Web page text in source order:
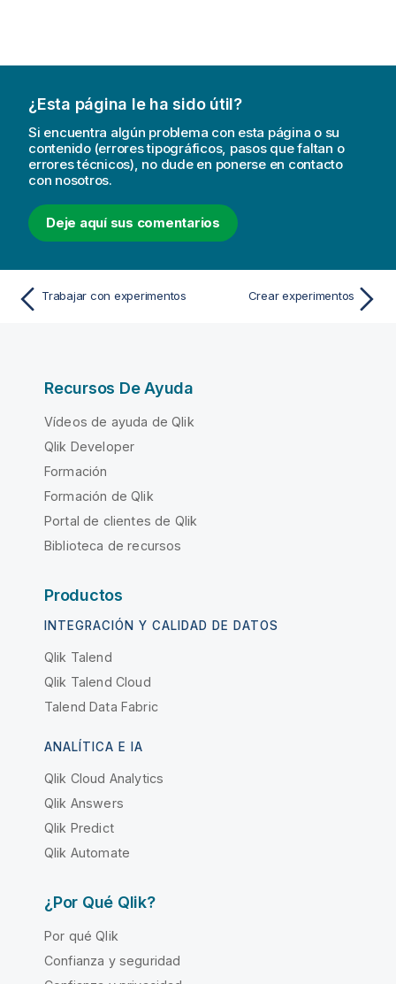
¿Esta página le ha sido útil?
Si encuentra algún problema con esta página o su
contenido (errores tipográficos, pasos que faltan o
errores técnicos), no dude en ponerse en contacto
con nosotros.
Deje aquí sus comentarios
Trabajar con experimentos Crear experimentos
Recursos De Ayuda
Vídeos de ayuda de Qlik
Qlik Developer
Formación
Formación de Qlik
Portal de clientes de Qlik
Biblioteca de recursos
Productos
INTEGRACIÓN Y CALIDAD DE DATOS
Qlik Talend
Qlik Talend Cloud
Talend Data Fabric
ANALÍTICA E IA
Qlik Cloud Analytics
Qlik Answers
Qlik Predict
Qlik Automate
¿Por Qué Qlik?
Por qué Qlik
Confianza y seguridad